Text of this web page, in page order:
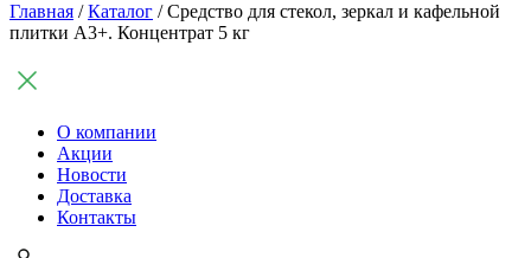
Главная /Каталог /Средство для стекол, зеркал и кафельной
плитки А3+. Концентрат 5 кг
О компании
Акции
Новости
Доставка
Контакты